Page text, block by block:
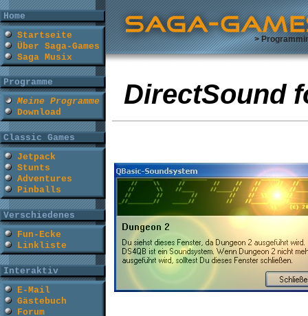
Home
Startseite
Über Saga-Games
Saga Musix
Programme
Meine Programme
Download
Classic Games
Jetpack
Stunts
Adventures
Pinballs
Verschiedenes
Fun-Ecke
Linkliste
Interaktiv
E-Mail
Gästebuch
Forum
>
DirectSound